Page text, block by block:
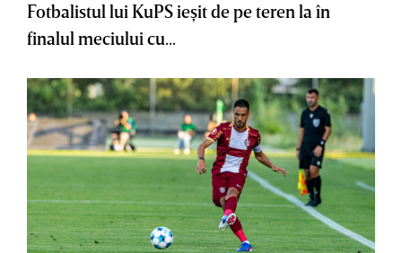
Fotbalistul lui KuPS ieşit de pe teren la în
finalul meciului cu...